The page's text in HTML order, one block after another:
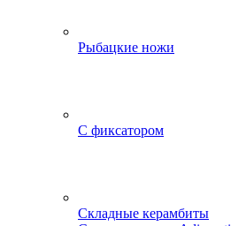
Рыбацкие ножи
С фиксатором
Складные керамбиты